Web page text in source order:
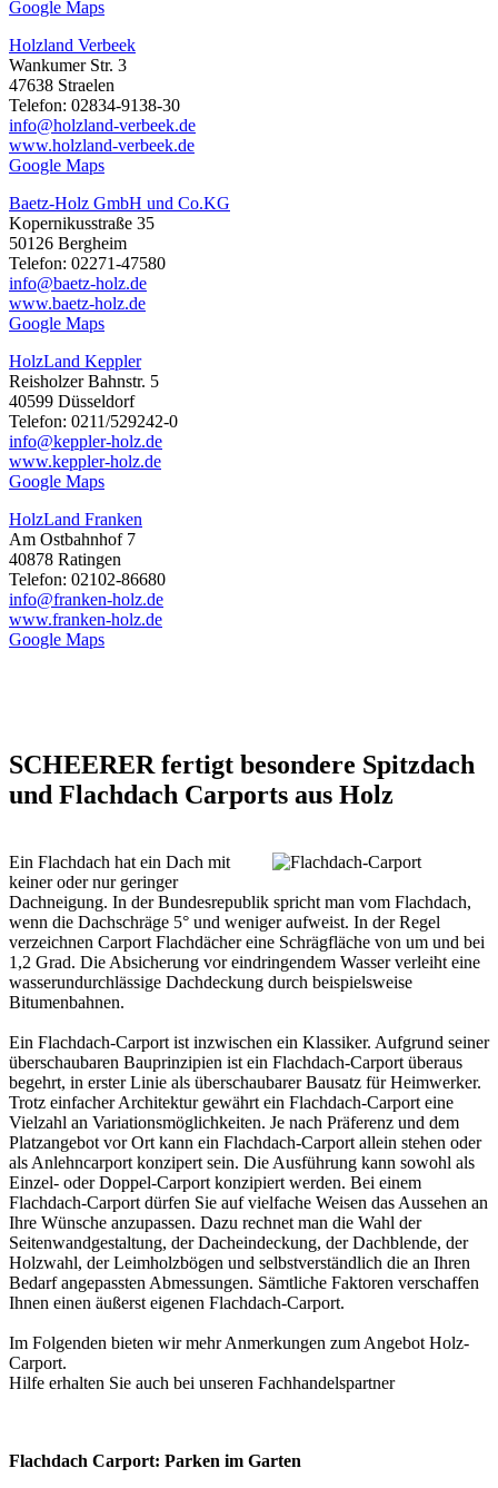
Google Maps
Holzland Verbeek
Wankumer Str. 3
47638 Straelen
Telefon: 02834-9138-30
info@holzland-verbeek.de
www.holzland-verbeek.de
Google Maps
Baetz-Holz GmbH und Co.KG
Kopernikusstraße 35
50126 Bergheim
Telefon: 02271-47580
info@baetz-holz.de
www.baetz-holz.de
Google Maps
HolzLand Keppler
Reisholzer Bahnstr. 5
40599 Düsseldorf
Telefon: 0211/529242-0
info@keppler-holz.de
www.keppler-holz.de
Google Maps
HolzLand Franken
Am Ostbahnhof 7
40878 Ratingen
Telefon: 02102-86680
info@franken-holz.de
www.franken-holz.de
Google Maps
SCHEERER fertigt besondere Spitzdach
und Flachdach Carports aus Holz
Ein Flachdach hat ein Dach mit
keiner oder nur geringer
Dachneigung. In der Bundesrepublik spricht man vom Flachdach,
wenn die Dachschräge 5° und weniger aufweist. In der Regel
verzeichnen Carport Flachdächer eine Schrägfläche von um und bei
1,2 Grad. Die Absicherung vor eindringendem Wasser verleiht eine
wasserundurchlässige Dachdeckung durch beispielsweise
Bitumenbahnen.
Ein Flachdach-Carport ist inzwischen ein Klassiker. Aufgrund seiner
überschaubaren Bauprinzipien ist ein Flachdach-Carport überaus
begehrt, in erster Linie als überschaubarer Bausatz für Heimwerker.
Trotz einfacher Architektur gewährt ein Flachdach-Carport eine
Vielzahl an Variationsmöglichkeiten. Je nach Präferenz und dem
Platzangebot vor Ort kann ein Flachdach-Carport allein stehen oder
als Anlehncarport konzipert sein. Die Ausführung kann sowohl als
Einzel- oder Doppel-Carport konzipiert werden. Bei einem
Flachdach-Carport dürfen Sie auf vielfache Weisen das Aussehen an
Ihre Wünsche anzupassen. Dazu rechnet man die Wahl der
Seitenwandgestaltung, der Dacheindeckung, der Dachblende, der
Holzwahl, der Leimholzbögen und selbstverständlich die an Ihren
Bedarf angepassten Abmessungen. Sämtliche Faktoren verschaffen
Ihnen einen äußerst eigenen Flachdach-Carport.
Im Folgenden bieten wir mehr Anmerkungen zum Angebot Holz-
Carport.
Hilfe erhalten Sie auch bei unseren Fachhandelspartner
Flachdach Carport: Parken im Garten